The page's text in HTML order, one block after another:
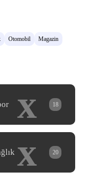
Otomobil
Magazin
x 18
x 20